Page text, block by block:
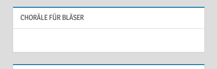
CHORÄLE FÜR BLÄSER